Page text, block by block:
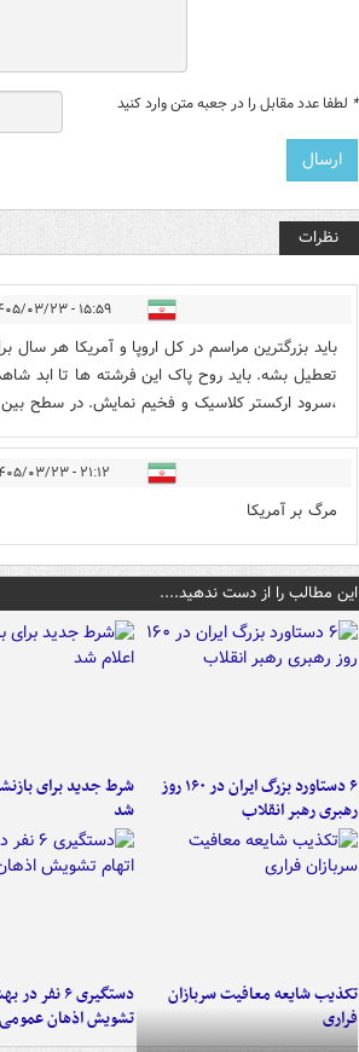
* لطفا عدد مقابل را در جعبه متن وارد کنید
نظرات
۱۵:۵۹ - ۱۴۰۵/۰۳/۲۳
باید بزرگترین مراسم در کل اروپا و آمریکا هر سال
تعطیل بشه. باید روح پاک این فرشته ها تا ابد
،سرود ارکستر کلاسیک و فخیم نمایش. در سطح بین
۲۱:۱۲ - ۱۴۰۵/۰۳/۲۳
مرگ بر آمریکا
این مطالب را از دست ندهید....
۶ دستاورد بزرگ ایران در ۱۶۰ روز
رهبری رهبر انقلاب
شرط جدید برای
شد
تکذیب شایعه معافیت سربازان
فراری
دستگیری ۶
تشویش اذهان عمومی